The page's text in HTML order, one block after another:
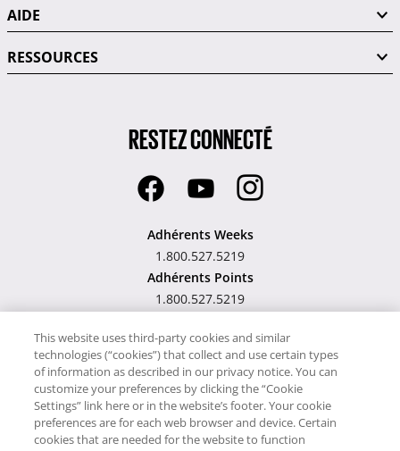
AIDE
RESSOURCES
RESTEZ CONNECTÉ
Adhérents Weeks
1.800.527.5219
Adhérents Points
1.800.527.5219
Hawaii TAT Broker ID
#TA-023-193-6000-01
This website uses third-party cookies and similar
technologies (“cookies”) that collect and use certain types
of information as described in our privacy notice. You can
customize your preferences by clicking the “Cookie
Settings” link here or in the website’s footer. Your cookie
preferences are for each web browser and device. Certain
cookies that are needed for the website to function